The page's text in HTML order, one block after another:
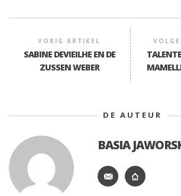
VORIG ARTIKEL
SABINE DEVIEILHE EN DE
ZUSSEN WEBER
DE AUTEUR
BASIA